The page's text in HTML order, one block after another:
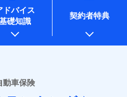
の実施のため
の実施のため
管理等付帯業務を行うため
険会社の情報は、保険会社のホ
ますので、ご確認ください。
害保険株式会社
)
ドバイス
礎知識
契約者特典
動車保険